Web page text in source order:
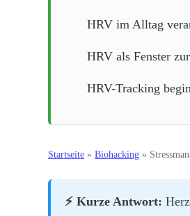
HRV im Alltag
HRV als Fenster
HRV-Tracking
Startseite » Biohacking »
⚡ Kurze Antwort: